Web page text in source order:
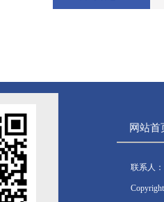
网站首
联系人